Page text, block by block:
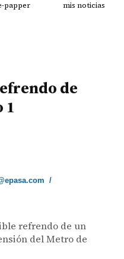
papper mis noticias
de
1
/
refrendo de un
del Metro de